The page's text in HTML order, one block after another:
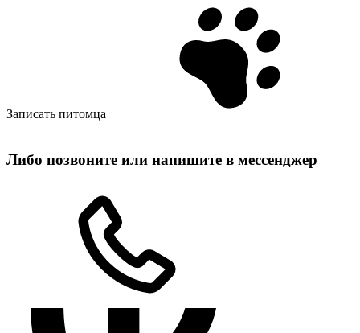
Записать питомца
Либо позвоните или напишите в мессенджер